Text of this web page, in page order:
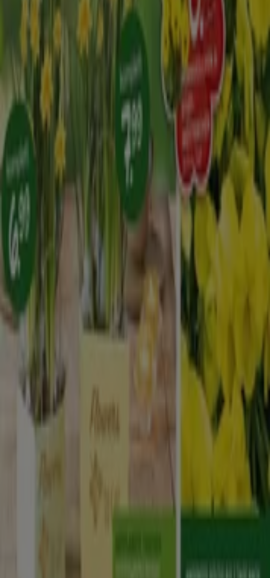
Mehr Information über Blumen Risse
Andere Geschäfte
von Blumen Risse in Dresden sehen
Tiendeo ist Teil von Shopfully, dem Tech-Unternehmen,
das das lokale Einkaufen weltweit neu erfindet.
Tiendeo
Was wir machen
Business-Lösungen
Nachrichten und Medien
Kontakt aufnehmen
Marketing- und Geschäftsanfragen
Geschäft falsch auf der Karte geortet
Wöchentliches Anzeigen-Feedback
Technische Probleme und allgemeines Feedback
Marken
Lokale Marken
Unternehmen
Produkte
Die App von Tiendeo herunterladen